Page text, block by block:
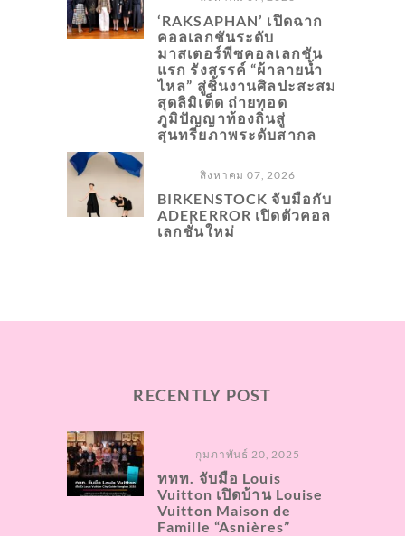
‘RAKSAPHAN’ เปิดฉาก
คอลเลกชันระดับ
มาสเตอร์พีซคอลเลกชัน
แรก รังสรรค์ “ผ้าลายน้ำ
ไหล” สู่ชิ้นงานศิลปะสะสม
สุดลิมิเต็ด ถ่ายทอด
ภูมิปัญญาท้องถิ่นสู่
สุนทรียภาพระดับสากล
สิงหาคม 07, 2026
BIRKENSTOCK จับมือกับ
ADERERROR เปิดตัวคอล
เลกชั่นใหม่
RECENTLY POST
กุมภาพันธ์ 20, 2025
ททท. จับมือ Louis
Vuitton เปิดบ้าน Louise
Vuitton Maison de
Famille “Asnières”